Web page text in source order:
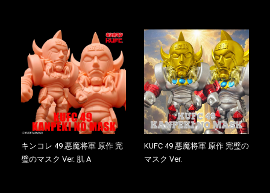
キンコレ 49 悪魔将軍 原作 完
璧のマスク Ver. 肌 A
KUFC 49 悪魔将軍 原作 完璧の
マスク Ver.